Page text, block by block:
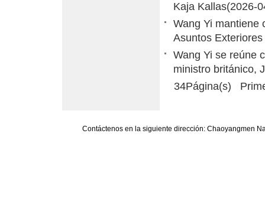
Kaja Kallas(2026-
Wang Yi mantiene
Asuntos
Wang Yi se reúne
ministro británico,
34Página(s)
Contáctenos en la siguiente dirección: Chaoyangmen